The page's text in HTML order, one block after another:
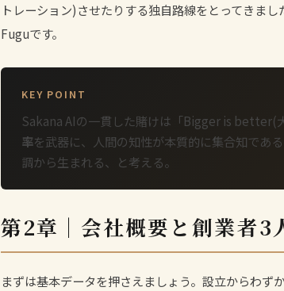
トレーション)させたりする独自路線をとってきま
Fuguです。
KEY POINT
Sakana AIの一貫した賭けは「Bigger is better(
率を武器に、人間の知性が本質的に集合知であ
調から生まれる、と考える。
第2章｜会社概要と創業者3
まずは基本データを押さえましょう。設立からわず